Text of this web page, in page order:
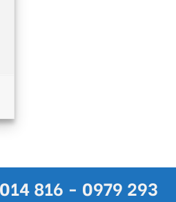
816 - 0979 293